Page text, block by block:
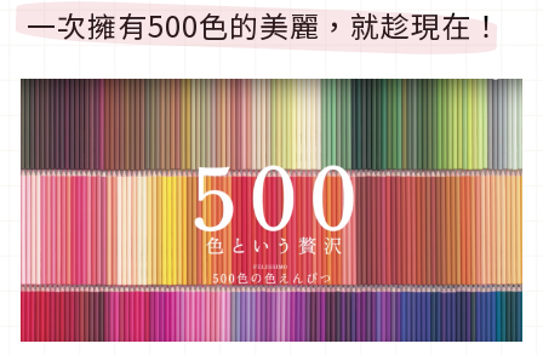
一次擁有500色的美麗，就趁現在！